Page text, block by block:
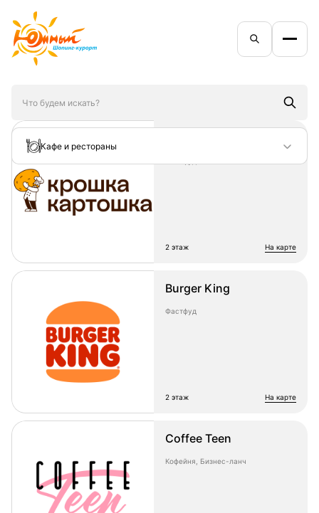
Кафе и рестораны
2 этаж на карте
Burger King
Фастфуд
2 этаж на карте
Coffee Teen
Кофейня, Бизнес-ланч